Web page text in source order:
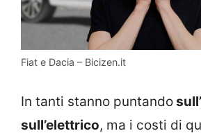
Fiat e Dacia – Bicizen.it
In tanti stanno puntando
sull’elettrico, ma i costi di